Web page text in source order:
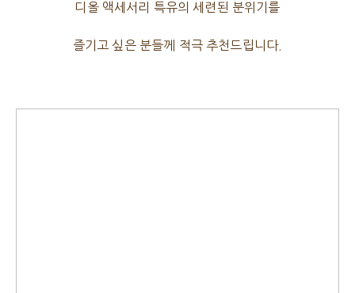
디올 액세서리 특유의 세련된 분위기를
즐기고 싶은 분들께 적극 추천드립니다.